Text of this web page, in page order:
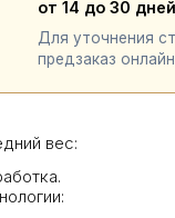
от 14 до 30 дней
Для уточнения
предзаказ
вес: